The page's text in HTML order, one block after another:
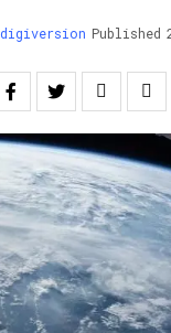
digiversion Published